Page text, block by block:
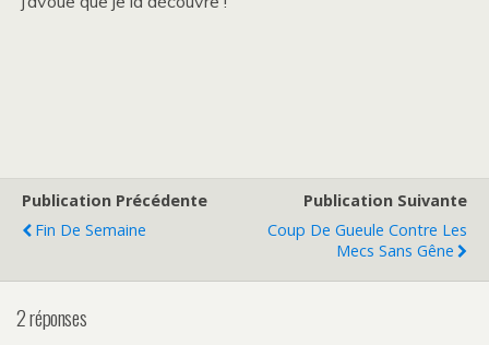
Publication Précédente
Fin De Semaine
Publication Suivante
Coup De Gueule Contre Les
Mecs Sans Gêne
2 réponses